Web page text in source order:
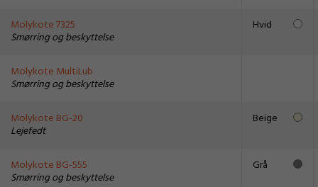
Molykote 7325
Smørring og beskyttelse
Hvid
Molykote MultiLub
Smørring og beskyttelse
Molykote BG-20
Lejefedt
Beige
Molykote BG-555
Smørring og beskyttelse
Grå